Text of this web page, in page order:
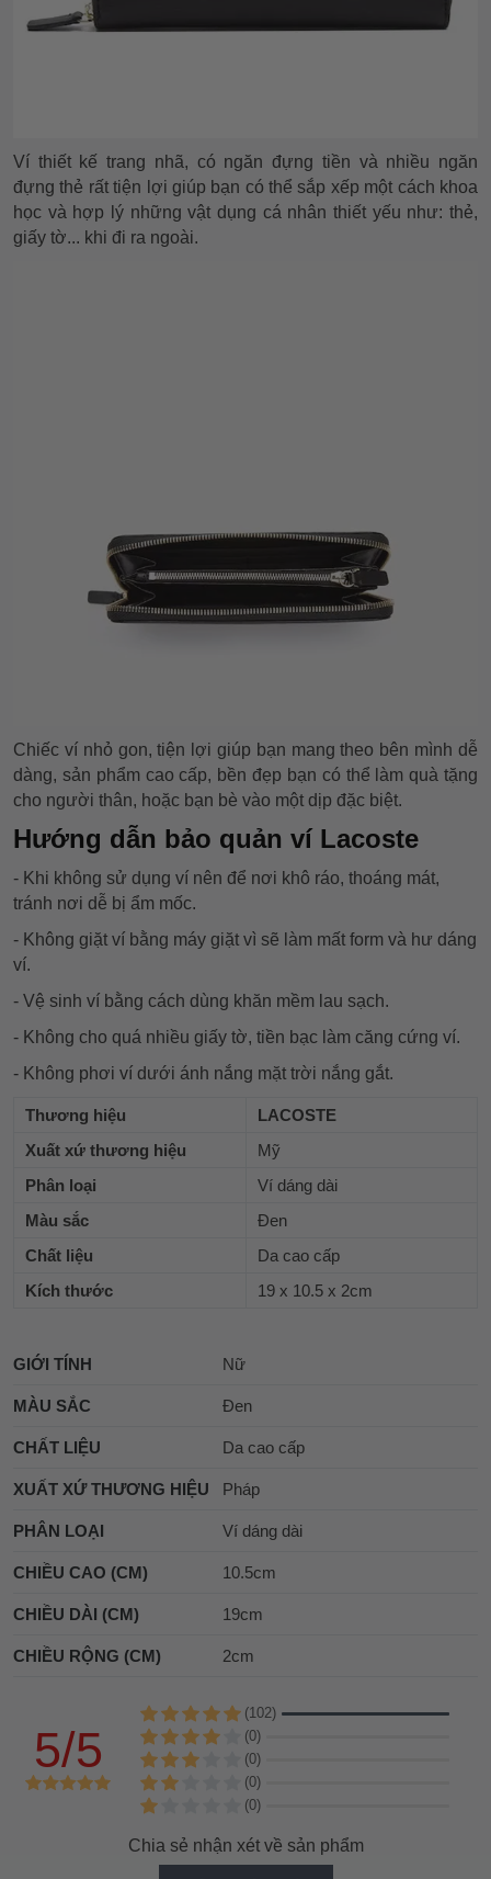
Ví thiết kế trang nhã, có ngăn đựng tiền và nhiều ngăn
đựng thẻ rất tiện lợi giúp bạn có thể sắp xếp một cách khoa
học và hợp lý những vật dụng cá nhân thiết yếu như: thẻ,
giấy tờ... khi đi ra ngoài.
Chiếc ví nhỏ gon, tiện lợi giúp bạn mang theo bên mình dễ
dàng, sản phẩm cao cấp, bền đẹp bạn có thể làm quà tặng
cho người thân, hoặc bạn bè vào một dịp đặc biệt.
Hướng dẫn bảo quản ví Lacoste
- Khi không sử dụng ví nên để nơi khô ráo, thoáng mát,
tránh nơi dễ bị ẩm mốc.
- Không giặt ví bằng máy giặt vì sẽ làm mất form và hư dáng
ví.
- Vệ sinh ví bằng cách dùng khăn mềm lau sạch.
- Không cho quá nhiều giấy tờ, tiền bạc làm căng cứng ví.
- Không phơi ví dưới ánh nắng mặt trời nắng gắt.
Thương hiệu
LACOSTE
Xuất xứ thương hiệu
Mỹ
Phân loại
Ví dáng dài
Màu sắc
Đen
Chất liệu
Da cao cấp
Kích thước
19 x 10.5 x 2cm
GIỚI TÍNH Nữ
MÀU SẮC Đen
CHẤT LIỆU Da cao cấp
XUẤT XỨ THƯƠNG HIỆU Pháp
PHÂN LOẠI Ví dáng dài
CHIỀU CAO (CM) 10.5cm
CHIỀU DÀI (CM) 19cm
CHIỀU RỘNG (CM) 2cm
5/5
(102)
(0)
(0)
(0)
(0)
Chia sẻ nhận xét về sản phẩm